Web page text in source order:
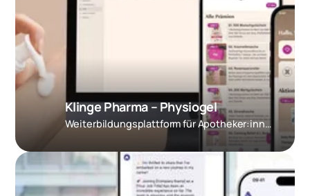
Klinge Pharma – Physiogel
Weiter­bildungs­plattform für Apotheker:innen